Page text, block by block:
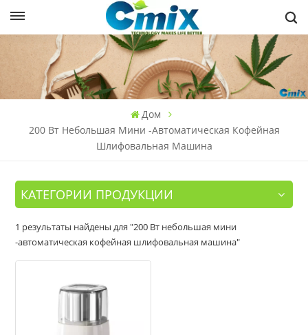
Дом
200 Вт Небольшая Мини -автоматическая Кофейная
Шлифовальная Машина
КАТЕГОРИИ ПРОДУКЦИИ
1 результаты найдены для "200 Вт небольшая мини
-автоматическая кофейная шлифовальная машина"